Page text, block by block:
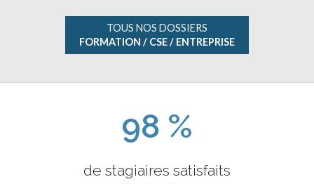
TOUS NOS DOSSIERS
FORMATION / CSE / ENTREPRISE
98 %
de stagiaires satisfaits